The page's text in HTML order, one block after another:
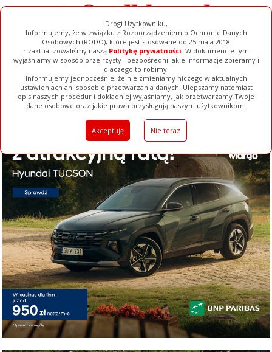
Drogi Użytkowniku,
Informujemy, że w związku z Rozporządzeniem o Ochronie Danych
Osobowych (RODO), które jest stosowane od 25 maja 2018
r.zaktualizowaliśmy naszą Politykę prywatności. W dokumencie tym
wyjaśniamy w sposób przejrzysty i bezpośredni jakie informacje zbieramy i
dlaczego to robimy.
Informujemy jednocześnie, że nie zmieniamy niczego w aktualnych
ustawieniach ani sposobie przetwarzania danych. Ulepszamy natomiast
opis naszych procedur i dokładniej wyjaśniamy, jak przetwarzamy Twoje
dane osobowe oraz jakie prawa przysługują naszym użytkownikom.
Akceptuję Nie teraz
Ogłoszenia Filmy Galerie Baza Firm Pełna Wersja